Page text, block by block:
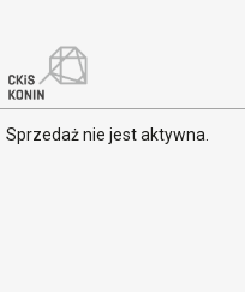
0,00
PLN
Sprzedaż nie jest aktywna.